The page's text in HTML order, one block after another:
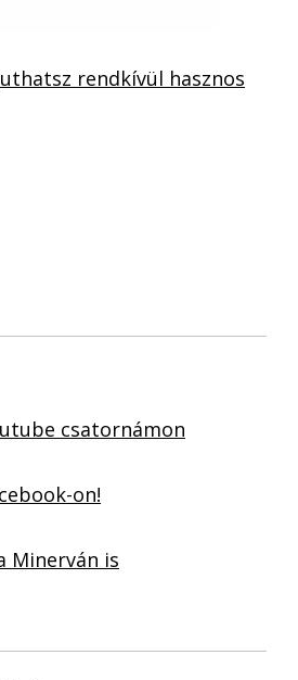
rendkívül hasznos
csatornámon
on!
Minerván is